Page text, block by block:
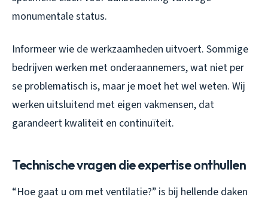
monumentale status.
Informeer wie de werkzaamheden uitvoert. Sommige
bedrijven werken met onderaannemers, wat niet per
se problematisch is, maar je moet het wel weten. Wij
werken uitsluitend met eigen vakmensen, dat
garandeert kwaliteit en continuïteit.
Technische vragen die expertise onthullen
“Hoe gaat u om met ventilatie?” is bij hellende daken